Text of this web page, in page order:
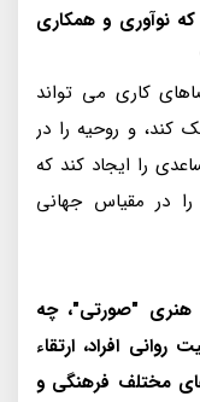
نوآوری و همکاری
کاری می تواند
کند، و روحیه را در
را ایجاد کند که
در مقیاس جهانی
هنری "صورتی"، چه
افراد، ارتقاء
مختلف فرهنگی و